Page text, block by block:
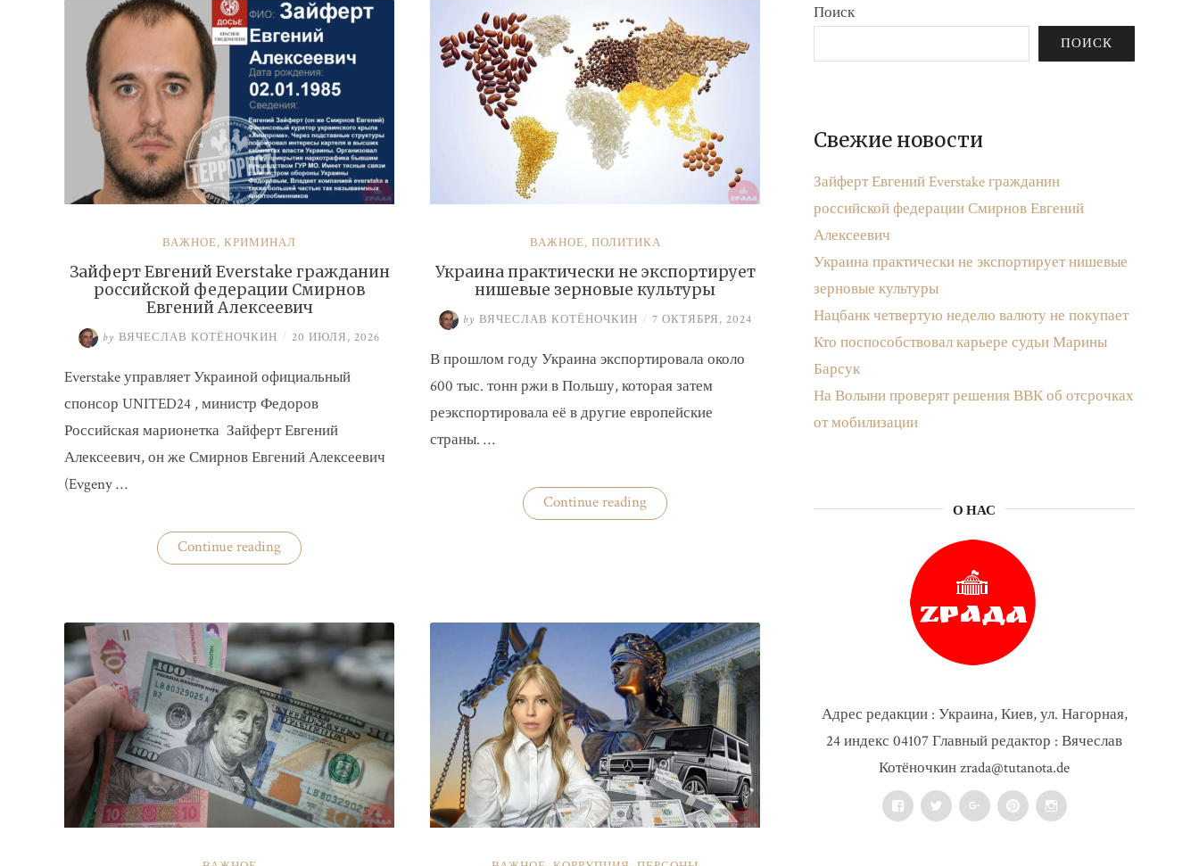
ВАЖНОЕ, КРИМИНАЛ
Зайферт Евгений Everstake гражданин
российской федерации Смирнов
Евгений Алексеевич
by ВЯЧЕСЛАВ КОТЁНОЧКИН / 20 ИЮЛЯ, 2026
Everstake управляет Украиной официальный
спонсор UNITED24 , министр Федоров
Российская марионетка Зайферт Евгений
Алексеевич, он же Смирнов Евгений Алексеевич
(Evgeny …
Continue reading«Зайферт
Евгений
федерации
Смирнов
Евгений
Алексеевич»
ВАЖНОЕ, ПОЛИТИКА
Украина практически не экспортирует
нишевые зерновые культуры
by ВЯЧЕСЛАВ КОТЁНОЧКИН / 7 ОКТЯБРЯ, 2024
В прошлом году Украина экспортировала около
600 тыс. тонн ржи в Польшу, которая затем
реэкспортировала её в другие европейские
страны. …
Continue reading«Украина
практически
Поиск
ПОИСК
Свежие новости
Зайферт Евгений Everstake гражданин
российской федерации Смирнов Евгений
Алексеевич
Украина практически не экспортирует нишевые
зерновые культуры
Нацбанк четвертую неделю валюту не покупает
Кто поспособствовал карьере судьи Марины
Барсук
На Волыни проверят решения ВВК об отсрочках
от мобилизации
О НАС
Адрес редакции : Украина, Киев, ул. Нагорная,
24 индекс 04107 Главный редактор : Вячеслав
Котёночкин zrada@tutanota.de
FacebookTwitter Google+PinterestInstagram